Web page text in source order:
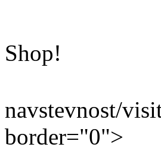
Shop!
navstevnost/
border="0">